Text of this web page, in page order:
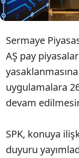
Sermaye
AŞ pay
uygulamalara
devam
SPK, konuya
duyuru